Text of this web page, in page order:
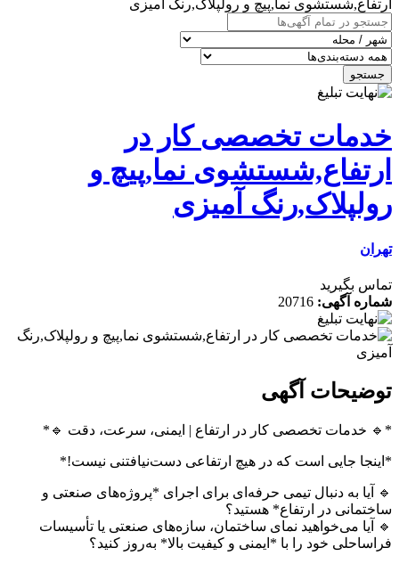
ارتفاع,شستشوی نما,پیچ و رولپلاک,رنگ آمیزی
جستجو
خدمات تخصصی کار در
ارتفاع,شستشوی نما,پیچ و
رولپلاک,رنگ آمیزی
تهران
تماس بگیرید
شماره آگهی: 20716
توضیحات آگهی
*🔹 خدمات تخصصی کار در ارتفاع | ایمنی، سرعت، دقت 🔹*
*اینجا جایی است که در هیچ ارتفاعی دست‌نیافتنی نیست!*
🔹 آیا به دنبال تیمی حرفه‌ای برای اجرای *پروژه‌های صنعتی و
ساختمانی در ارتفاع* هستید؟
🔹 آیا می‌خواهید نمای ساختمان، سازه‌های صنعتی یا تأسیسات
فراساحلی خود را با *ایمنی و کیفیت بالا* به‌روز کنید؟